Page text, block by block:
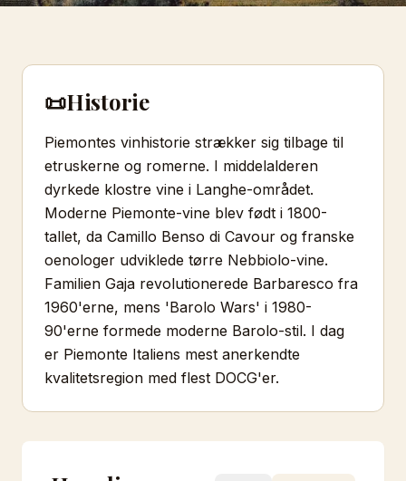
📜Historie
Piemontes vinhistorie strækker sig tilbage til
etruskerne og romerne. I middelalderen
dyrkede klostre vine i Langhe-området.
Moderne Piemonte-vine blev født i 1800-
tallet, da Camillo Benso di Cavour og franske
oenologer udviklede tørre Nebbiolo-vine.
Familien Gaja revolutionerede Barbaresco fra
1960'erne, mens 'Barolo Wars' i 1980-
90'erne formede moderne Barolo-stil. I dag
er Piemonte Italiens mest anerkendte
kvalitetsregion med flest DOCG'er.